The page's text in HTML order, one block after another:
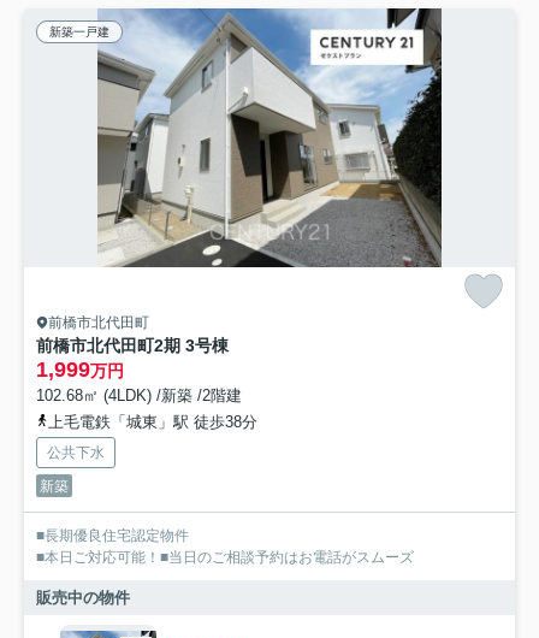
新築一戸建
前橋市北代田町
前橋市北代田町2期 3号棟
1,999万円
102.68㎡ (4LDK) /新築 /2階建
上毛電鉄「城東」駅 徒歩38分
公共下水
新築
■長期優良住宅認定物件
■本日ご対応可能！■当日のご相談予約はお電話がスムーズ
販売中の物件